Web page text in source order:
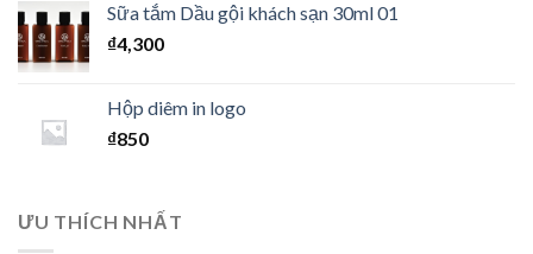
Sữa tắm Dầu gội khách sạn 30ml 01
₫4,300
Hộp diêm in logo
₫850
ƯU THÍCH NHẤT